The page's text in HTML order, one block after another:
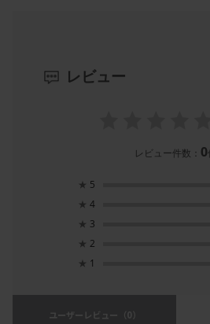
レビュー
レビュー件数： 0
★ 5
★ 4
★ 3
★ 2
★ 1
ユーザーレビュー （0）